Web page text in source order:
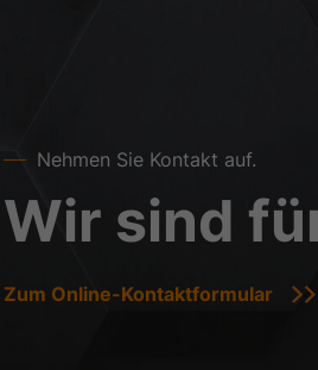
Nehmen Sie Kontakt auf.
Wir sind
Zum Online-Kontaktformular